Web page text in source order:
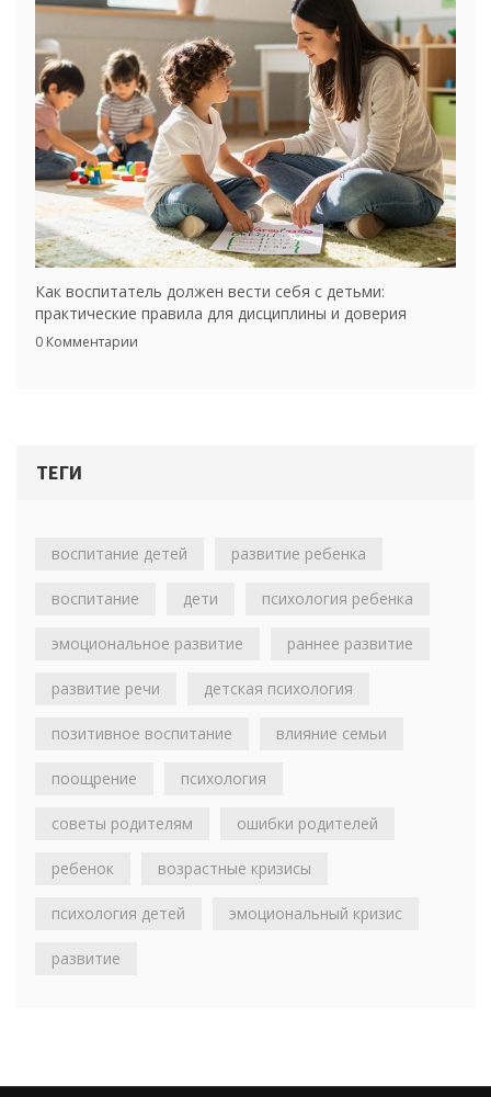
Как воспитатель должен вести себя с детьми:
практические правила для дисциплины и доверия
0 Комментарии
ТЕГИ
воспитание детей развитие ребенка
воспитание дети психология ребенка
эмоциональное развитие раннее развитие
развитие речи детская психология
позитивное воспитание влияние семьи
поощрение психология
советы родителям ошибки родителей
ребенок возрастные кризисы
психология детей эмоциональный кризис
развитие